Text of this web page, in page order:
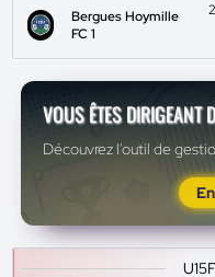
Bergues Hoymille
FC 1
VOUS ÊTES DIRIGEANT
Découvrez l'outil de